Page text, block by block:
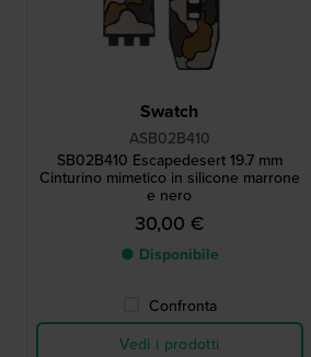
Swatch
ASB02B410
SB02B410 Escapedesert 19.7 mm
Cinturino mimetico in silicone marrone
e nero
30,00 €
● Disponibile
Confronta
Vedi i prodotti